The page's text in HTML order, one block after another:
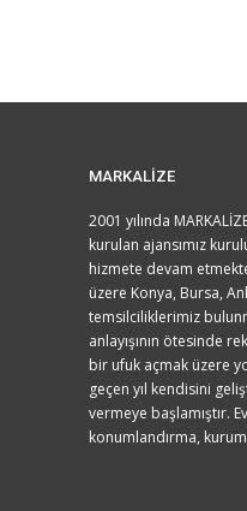
MARKALİZE
2001 yılında
kurulan ajansımız
hizmete devam
üzere Konya, Bursa,
temsilciliklerimiz
anlayışının ötesinde
bir ufuk açmak üzere
geçen yıl kendisini
vermeye başlamıştır.
konumlandırma,